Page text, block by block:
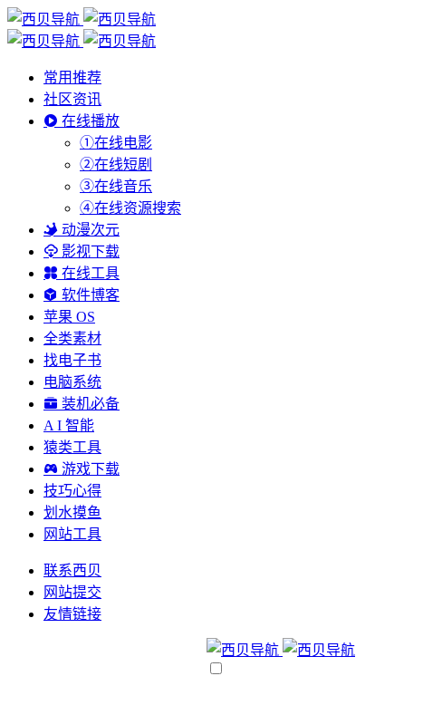
常用推荐
社区资讯
在线播放
①在线电影
②在线短剧
③在线音乐
④在线资源搜索
动漫次元
影视下载
在线工具
软件博客
苹果 OS
全类素材
找电子书
电脑系统
装机必备
A I 智能
猿类工具
游戏下载
技巧心得
划水摸鱼
网站工具
联系西贝
网站提交
友情链接